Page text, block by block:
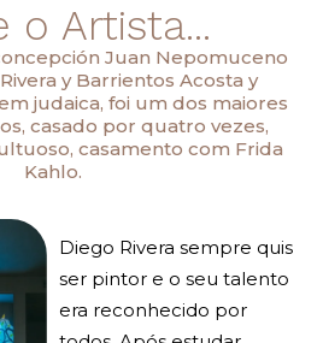
o Artista...
Juan Nepomuceno
y Barrientos Acosta y
judaica, foi um dos maiores
casado por quatro vezes,
casamento com Frida
Kahlo.
Diego Rivera sempre quis
ser pintor e o seu talento
era reconhecido por